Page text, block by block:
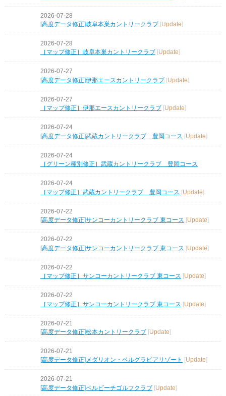
2026-07-28
[高度データ修正]岐阜本巣カントリークラブ [Update]
2026-07-28
［マップ修正］岐阜本巣カントリークラブ
Update
2026-07-27
[高度データ修正]伊那エースカントリークラブ [Update]
2026-07-27
［マップ修正］伊那エースカントリークラブ
Update
2026-07-24
[高度データ修正]武蔵カントリークラブ 豊岡コース [Update]
2026-07-24
［グリーン種別修正］武蔵カントリークラブ 豊岡コース
2026-07-24
［マップ修正］武蔵カントリークラブ 豊岡コース [Update]
2026-07-22
[高度データ修正]サンコーカントリークラブ 東コース [Update]
2026-07-22
[高度データ修正]サンコーカントリークラブ 東コース [Update]
2026-07-22
［マップ修正］サンコーカントリークラブ 東コース [Update]
2026-07-22
［マップ修正］サンコーカントリークラブ 東コース [Update]
2026-07-21
[高度データ修正]松本カントリークラブ [Update]
2026-07-21
[高度データ修正]メダリオン・ベルグラビアリゾート
Update
2026-07-21
[高度データ修正]ベルビーチゴルフクラブ [Update]